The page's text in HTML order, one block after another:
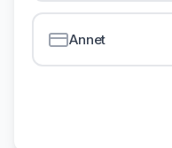
Annet